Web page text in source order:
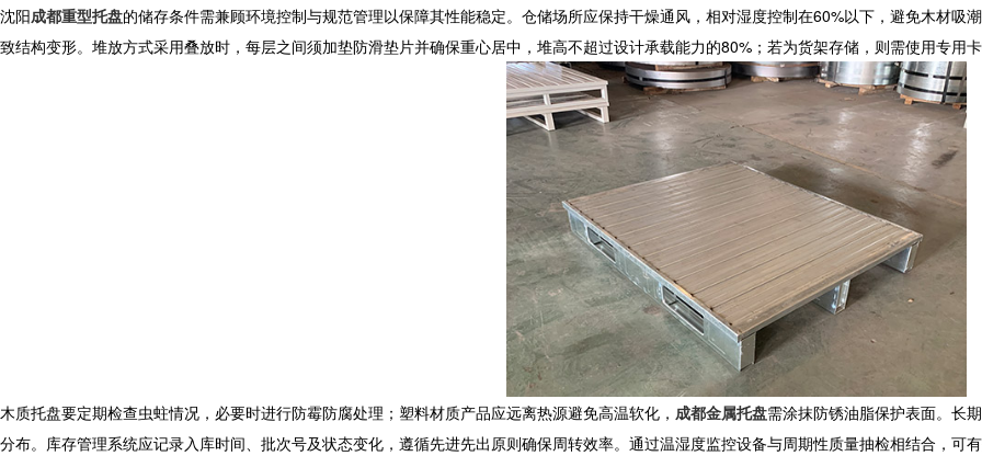
沈阳成都重型托盘的储存条件需兼顾环境控制与规范管理以保障其性能稳定。仓储场所应保持干燥通风，相对湿度控制在60%以下，避免木材
致结构变形。堆放方式采用叠放时，每层之间须加垫防滑垫片并确保重心居中，堆高不超过设计承载能力的80%；若为货架存储，则需使用专用卡
木质托盘要定期检查虫蛀情况，必要时进行防霉防腐处理；塑料材质产品应远离热源避免高温软化， 成都金属托盘需涂抹防锈油脂保护表面。长
分布。库存管理系统应记录入库时间、批次号及状态变化，遵循先进先出原则确保周转效率。通过温湿度监控设备与周期性质量抽检相结合，可